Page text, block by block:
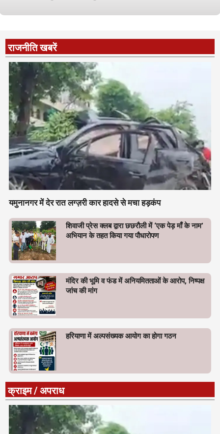
राजनीति खबरें
यमुनानगर में देर रात लग्ज़री कार हादसे से मचा हड़कंप
शिवाजी प्रेस क्लब द्वारा छछरौली में ‘एक पेड़ माँ के नाम’
अभियान के तहत किया गया पौधारोपण
मंदिर की भूमि व फंड में अनियमितताओं के आरोप, निष्पक्ष
जांच की मांग
हरियाणा में अल्पसंख्यक आयोग का होगा गठन
क्राइम / अपराध